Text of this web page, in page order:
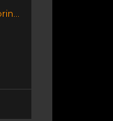
Mercedes Benz Sprinter 313 Cdi/f 3550